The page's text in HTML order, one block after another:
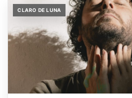
CLARO DE LUNA